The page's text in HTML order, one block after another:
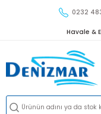
0232
Havale &